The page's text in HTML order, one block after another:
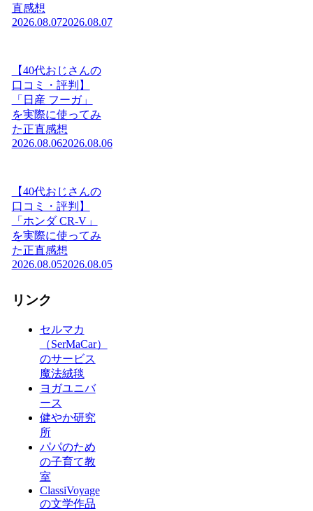
直感想
2026.08.072026.08.07
【40代おじさんの
口コミ・評判】
「日産 フーガ」
を実際に使ってみ
た正直感想
2026.08.062026.08.06
【40代おじさんの
口コミ・評判】
「ホンダ CR-V」
を実際に使ってみ
た正直感想
2026.08.052026.08.05
リンク
セルマカ
（SerMaCar）
のサービス
魔法絨毯
ヨガユニバ
ース
健やか研究
所
パパのため
の子育て教
室
ClassiVoyage
の文学作品